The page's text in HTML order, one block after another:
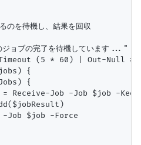
のを待機し、結果を回収
ョブの完了を待機しています..."
(5 * 60) | Out-Null #
{
{
Receive-Job -Job $job -Keep
Job $job -Force